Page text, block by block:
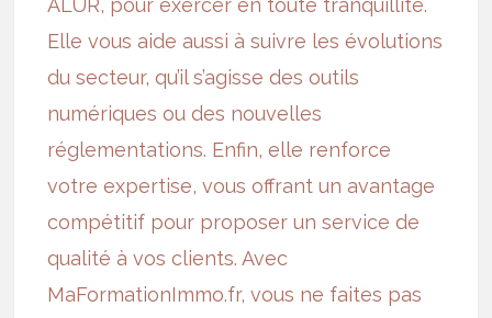
ALUR, pour exercer en toute tranquillité.
Elle vous aide aussi à suivre les évolutions
du secteur, qu’il s’agisse des outils
numériques ou des nouvelles
réglementations. Enfin, elle renforce
votre expertise, vous offrant un avantage
compétitif pour proposer un service de
qualité à vos clients. Avec
MaFormationImmo.fr, vous ne faites pas